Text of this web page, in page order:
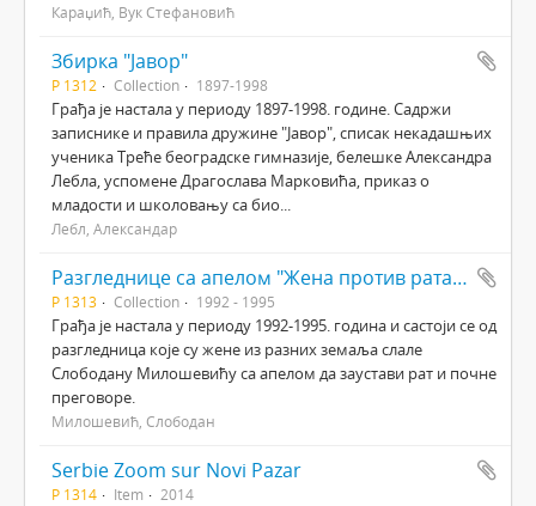
Караџић, Вук Стефановић
Збирка "Јавор"
Р 1312 Collection 1897-1998
Грађа је настала у периоду 1897-1998. године. Садржи
записнике и правила дружине "Јавор", списак некадашњих
ученика Треће београдске гимназије, белешке Александра
Лебла, успомене Драгослава Марковића, приказ о
младости и школовању са био...
Лебл, Александар
Разгледнице са апелом "Жена против рата" Слободану Милошевићу
Р 1313 Collection 1992 - 1995
Грађа је настала у периоду 1992-1995. година и састоји се од
разгледница које су жене из разних земаља слале
Слободану Милошевићу са апелом да заустави рат и почне
преговоре.
Милошевић, Слободан
Serbie Zoom sur Novi Pazar
Р 1314 Item 2014